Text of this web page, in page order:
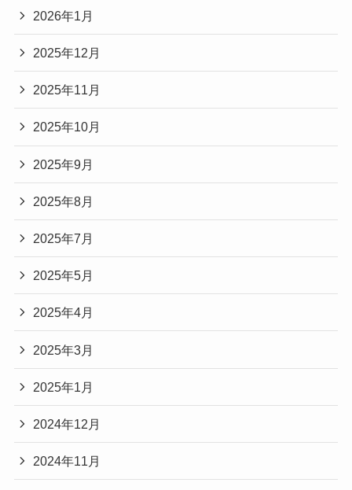
2026年1月
2025年12月
2025年11月
2025年10月
2025年9月
2025年8月
2025年7月
2025年5月
2025年4月
2025年3月
2025年1月
2024年12月
2024年11月